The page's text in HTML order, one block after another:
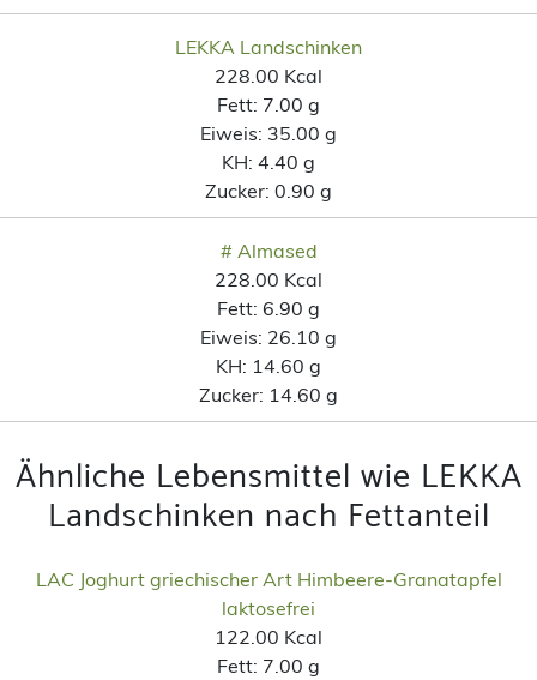
LEKKA Landschinken
228.00 Kcal
Fett: 7.00 g
Eiweis: 35.00 g
KH: 4.40 g
Zucker: 0.90 g
# Almased
228.00 Kcal
Fett: 6.90 g
Eiweis: 26.10 g
KH: 14.60 g
Zucker: 14.60 g
Ähnliche Lebensmittel wie LEKKA
Landschinken nach Fettanteil
LAC Joghurt griechischer Art Himbeere-Granatapfel
laktosefrei
122.00 Kcal
Fett: 7.00 g